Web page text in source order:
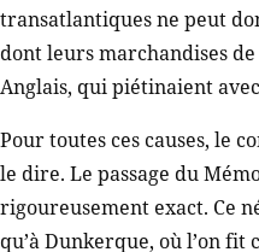
transatlantiques ne peut
dont leurs marchandises
Anglais, qui piétinaient
Pour toutes ces causes, le
le dire. Le passage du
rigoureusement exact. Ce
qu’à Dunkerque, où l’on